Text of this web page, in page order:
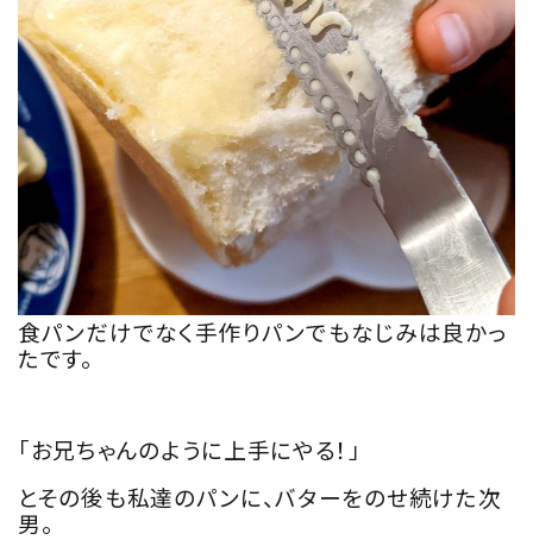
食パンだけでなく手作りパンでもなじみは良かっ
たです。
「お兄ちゃんのように上手にやる！」
とその後も私達のパンに、バターをのせ続けた次
男。